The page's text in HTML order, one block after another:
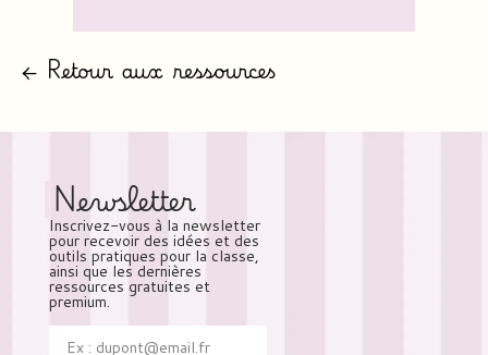
← Retour aux ressources
Newsletter
Inscrivez-vous à la newsletter
pour recevoir des idées et des
outils pratiques pour la classe,
ainsi que les dernières
ressources gratuites et
premium.